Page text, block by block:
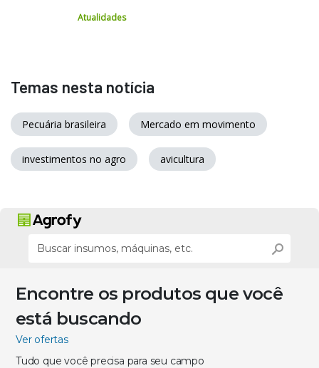
Atualidades
Temas nesta notícia
Pecuária brasileira Mercado em movimento
investimentos no agro avicultura
Encontre os produtos que você
está buscando
Ver ofertas
Tudo que você precisa para seu campo